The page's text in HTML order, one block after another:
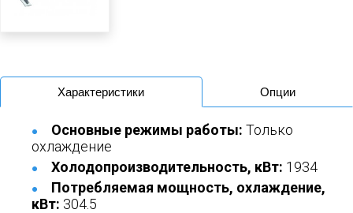
Характеристики Опции
Основные режимы работы: Только
охлаждение
Холодопроизводительность, кВт: 1934
Потребляемая мощность, охлаждение,
кВт: 304.5